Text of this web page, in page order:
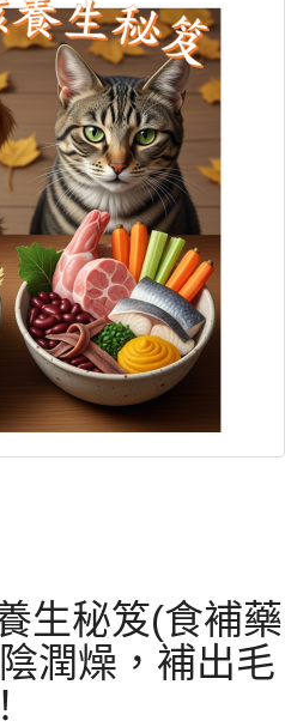
生秘笈(食補藥
潤燥，補出毛